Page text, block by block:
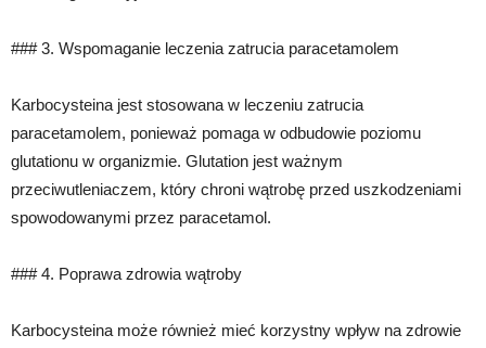
### 3. Wspomaganie leczenia zatrucia paracetamolem
Karbocysteina jest stosowana w leczeniu zatrucia
paracetamolem, ponieważ pomaga w odbudowie poziomu
glutationu w organizmie. Glutation jest ważnym
przeciwutleniaczem, który chroni wątrobę przed uszkodzeniami
spowodowanymi przez paracetamol.
### 4. Poprawa zdrowia wątroby
Karbocysteina może również mieć korzystny wpływ na zdrowie